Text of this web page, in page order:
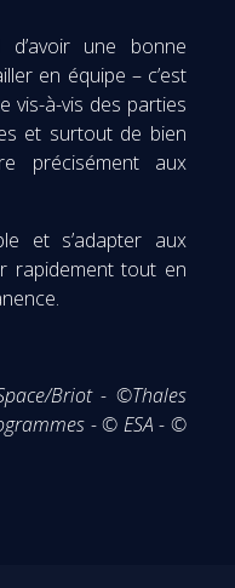
une bonne
en équipe – c’est
vis-à-vis des parties
et surtout de bien
précisément aux
et s’adapter aux
rapidement tout en
Briot - ©Thales
- © ESA - ©